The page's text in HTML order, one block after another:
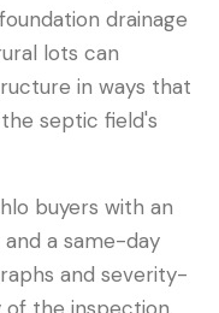
drainage
lots can
in ways that
septic field's
buyers with an
a same-day
and severity-